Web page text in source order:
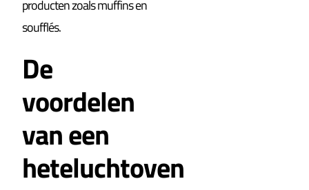
producten zoals muffins en
soufflés.
De
voordelen
van een
heteluchtoven